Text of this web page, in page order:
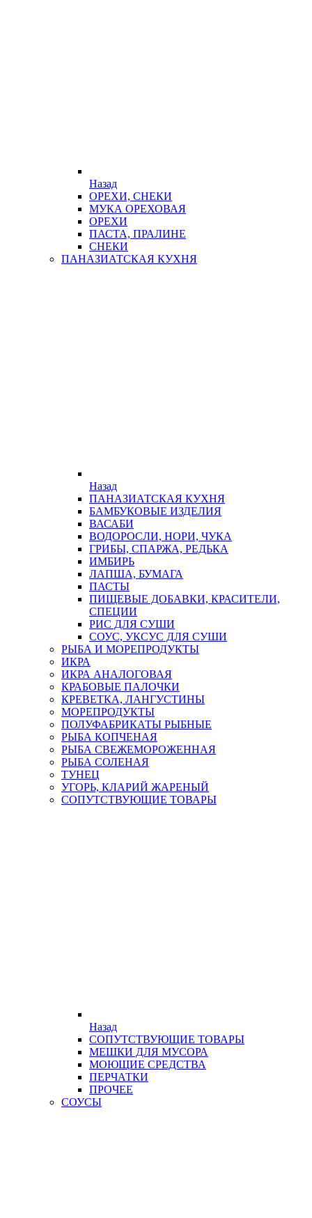
Назад
ОРЕХИ, СНЕКИ
МУКА ОРЕХОВАЯ
ОРЕХИ
ПАСТА, ПРАЛИНЕ
СНЕКИ
ПАНАЗИАТСКАЯ КУХНЯ
Назад
ПАНАЗИАТСКАЯ КУХНЯ
БАМБУКОВЫЕ ИЗДЕЛИЯ
ВАСАБИ
ВОДОРОСЛИ, НОРИ, ЧУКА
ГРИБЫ, СПАРЖА, РЕДЬКА
ИМБИРЬ
ЛАПША, БУМАГА
ПАСТЫ
ПИЩЕВЫЕ ДОБАВКИ, КРАСИТЕЛИ,
СПЕЦИИ
РИС ДЛЯ СУШИ
СОУС, УКСУС ДЛЯ СУШИ
РЫБА И МОРЕПРОДУКТЫ
ИКРА
ИКРА АНАЛОГОВАЯ
КРАБОВЫЕ ПАЛОЧКИ
КРЕВЕТКА, ЛАНГУСТИНЫ
МОРЕПРОДУКТЫ
ПОЛУФАБРИКАТЫ РЫБНЫЕ
РЫБА КОПЧЕНАЯ
РЫБА СВЕЖЕМОРОЖЕННАЯ
РЫБА СОЛЕНАЯ
ТУНЕЦ
УГОРЬ, КЛАРИЙ ЖАРЕНЫЙ
СОПУТСТВУЮЩИЕ ТОВАРЫ
Назад
СОПУТСТВУЮЩИЕ ТОВАРЫ
МЕШКИ ДЛЯ МУСОРА
МОЮЩИЕ СРЕДСТВА
ПЕРЧАТКИ
ПРОЧЕЕ
СОУСЫ